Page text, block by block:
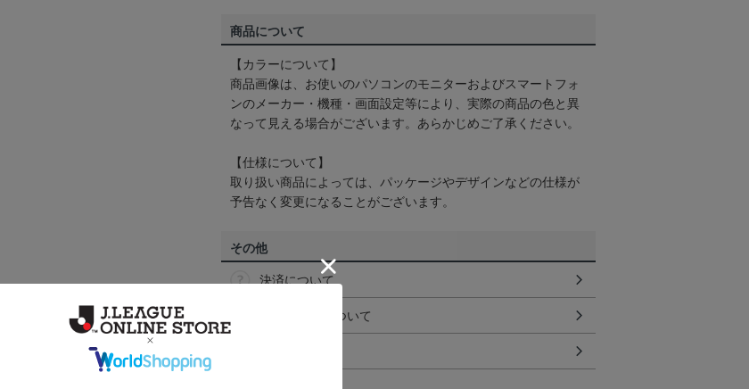
商品について
【カラーについて】
商品画像は、お使いのパソコンのモニターおよびスマートフォ
ンのメーカー・機種・画面設定等により、実際の商品の色と異
なって見える場合がございます。あらかじめご了承ください。
【仕様について】
取り扱い商品によっては、パッケージやデザインなどの仕様が
予告なく変更になることがございます。
その他
決済について
ギフト対応について